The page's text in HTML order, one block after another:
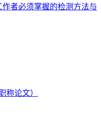
者必须掌握的检测方法与
称论文）